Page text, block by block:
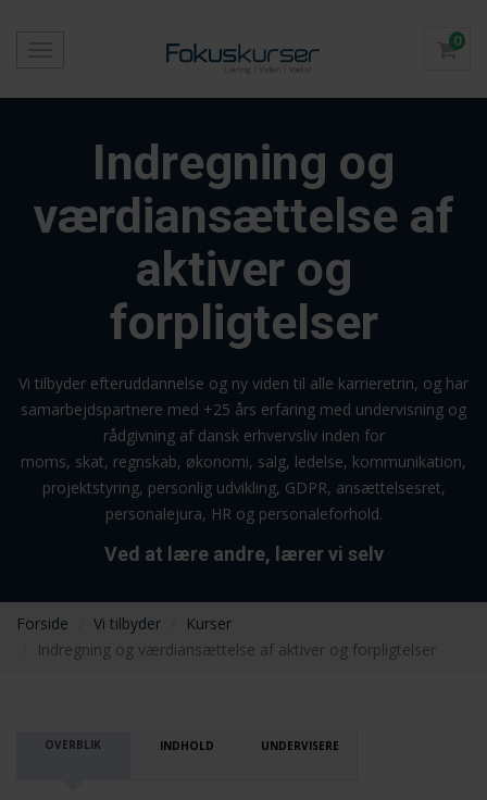
0
Indregning og
værdiansættelse af
aktiver og
forpligtelser
Vi tilbyder efteruddannelse og ny viden til alle karrieretrin, og har
samarbejdspartnere med +25 års erfaring med undervisning og
rådgivning af dansk erhvervsliv inden for
moms, skat, regnskab, økonomi, salg, ledelse, kommunikation,
projektstyring, personlig udvikling, GDPR, ansættelsesret,
personalejura, HR og personaleforhold.
Ved at lære andre, lærer vi selv
Forside Vi tilbyder
Kurser
Indregning og værdiansættelse af aktiver og forpligtelser
OVERBLIK INDHOLD UNDERVISERE